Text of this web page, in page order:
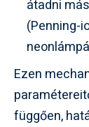
átadni
(Penning-
Ezen
függően,